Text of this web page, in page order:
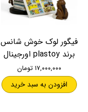
فیگور لوک خوش شانس
برند plastoy اورجینال
۱۷,۰۰۰,۰۰۰ تومان
افزودن به سبد خرید